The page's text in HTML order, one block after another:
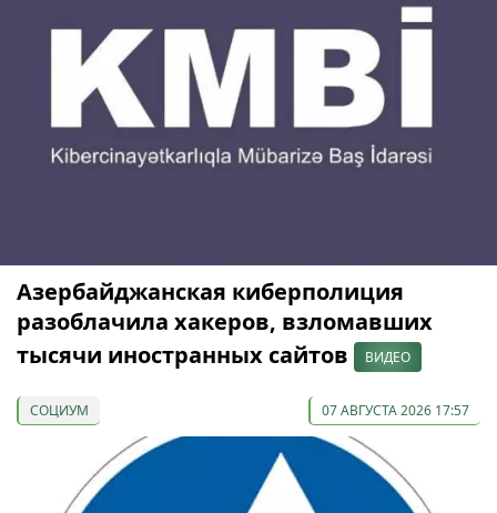
Азербайджанская киберполиция
разоблачила хакеров, взломавших
тысячи иностранных сайтов
ВИДЕО
СОЦИУМ 07 АВГУСТА 2026 17:57